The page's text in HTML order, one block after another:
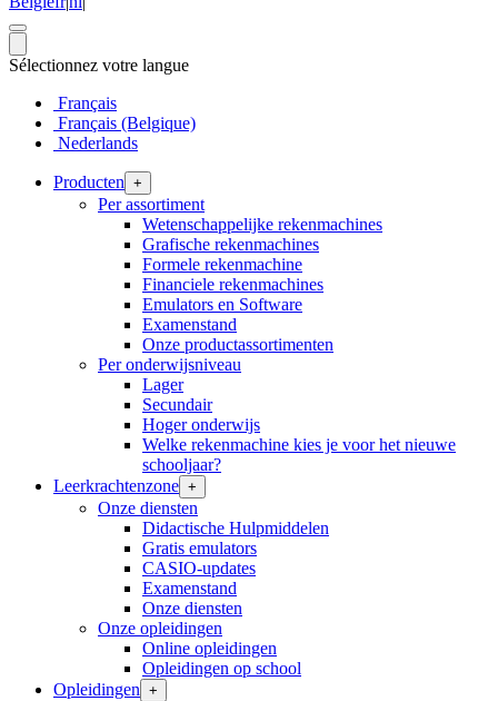
Sélectionnez votre langue
Français
Français (Belgique)
Nederlands
Producten +
Per assortiment
Wetenschappelijke rekenmachines
Grafische rekenmachines
Formele rekenmachine
Financiele rekenmachines
Emulators en Software
Examenstand
Onze productassortimenten
Per onderwijsniveau
Lager
Secundair
Hoger onderwijs
Welke rekenmachine kies je voor het nieuwe
schooljaar?
Leerkrachtenzone +
Onze diensten
Didactische Hulpmiddelen
Gratis emulators
CASIO-updates
Examenstand
Onze diensten
Onze opleidingen
Online opleidingen
Opleidingen op school
Opleidingen +